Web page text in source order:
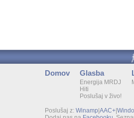
Domov Glasba
Energija MRDJ
Hiti
Poslušaj v živo!
Poslušaj z: Winamp AAC+